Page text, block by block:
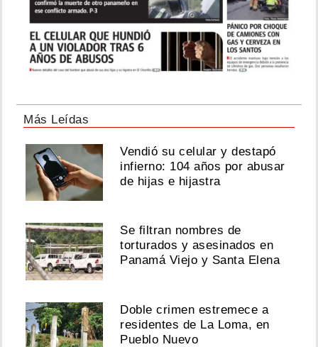
Más Leídas
Vendió su celular y destapó
infierno: 104 años por abusar
de hijas e hijastra
Se filtran nombres de
torturados y asesinados en
Panamá Viejo y Santa Elena
Doble crimen estremece a
residentes de La Loma, en
Pueblo Nuevo